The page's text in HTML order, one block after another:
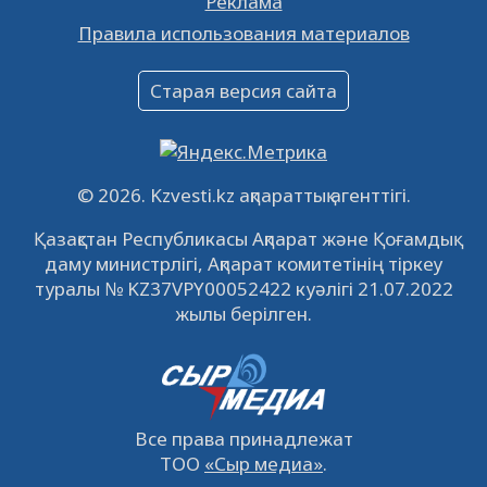
16.12.2022 61038
Объявление
09.12.2022
Свободные рабочие места
встречу с инвесторами в Кызылорде 22
ноября
21.11.2022 14941 0
© 2026. Kzvesti.kz ақпараттық агенттігі.
Қазақстан Республикасы Ақпарат және Қоғамдық
даму министрлігі, Ақпарат комитетінің тіркеу
туралы № KZ37VPY00052422 куәлігі 21.07.2022
жылы берілген.
Все права принадлежат
ТОО «Сыр медиа».
Правила использования материалов
Старая версия сайта